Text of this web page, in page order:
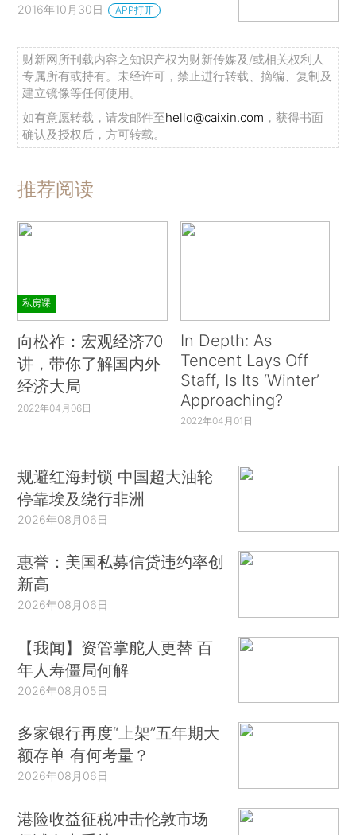
2016年10月30日 APP打开
财新网所刊载内容之知识产权为财新传媒及/或相关权利人
专属所有或持有。未经许可，禁止进行转载、摘编、复制及
建立镜像等任何使用。
如有意愿转载，请发邮件至hello@caixin.com ，获得书面
确认及授权后，方可转载。
推荐阅读
私房课
向松祚：宏观经济70
讲，带你了解国内外
经济大局
2022年04月06日
In Depth: As
Tencent Lays Off
Staff, Is Its ‘Winter’
Approaching?
2022年04月01日
规避红海封锁 中国超大油轮
停靠埃及绕行非洲
2026年08月06日
惠誉：美国私募信贷违约率创
新高
2026年08月06日
【我闻】资管掌舵人更替 百
年人寿僵局何解
2026年08月05日
多家银行再度“上架”五年期大
额存单 有何考量？
2026年08月06日
港险收益征税冲击伦敦市场